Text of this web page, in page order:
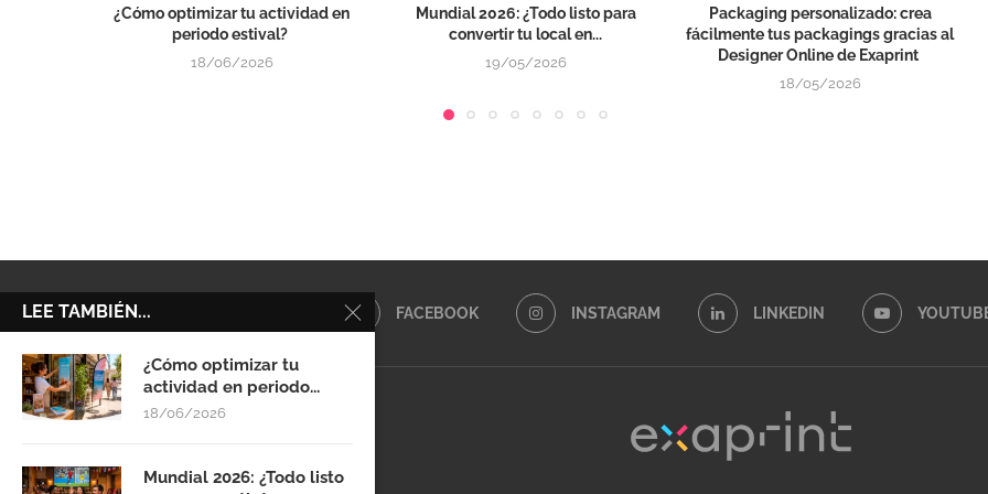
¿Cómo optimizar tu actividad en
periodo estival?
18/06/2026
Mundial 2026: ¿Todo listo para
convertir tu local en...
19/05/2026
Packaging personalizado: crea
fácilmente tus packagings gracias al
Designer Online de Exaprint
18/05/2026
FACEBOOK INSTAGRAM LINKEDIN
LEE TAMBIÉN...
¿Cómo optimizar tu
actividad en periodo...
18/06/2026
Mundial 2026: ¿Todo listo